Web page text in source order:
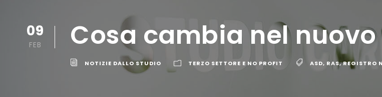
09
FEB Cosa cambia nel
NOTIZIE DALLO STUDIO TERZO SETTORE E NO PROFIT ASD, RAS,REGISTRO